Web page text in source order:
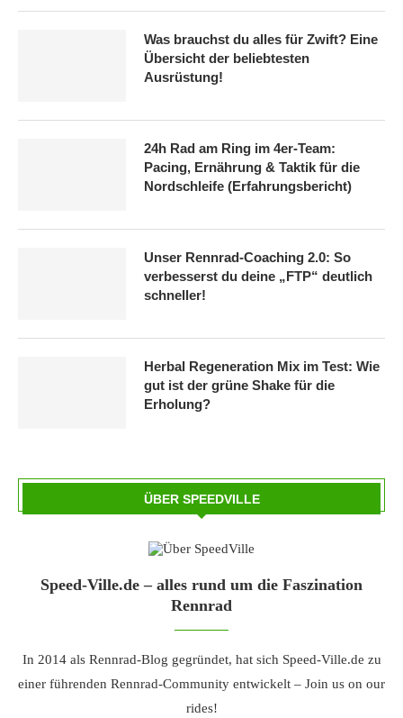
Was brauchst du alles für Zwift? Eine
Übersicht der beliebtesten
Ausrüstung!
24h Rad am Ring im 4er-Team:
Pacing, Ernährung & Taktik für die
Nordschleife (Erfahrungsbericht)
Unser Rennrad-Coaching 2.0: So
verbesserst du deine „FTP“ deutlich
schneller!
Herbal Regeneration Mix im Test: Wie
gut ist der grüne Shake für die
Erholung?
ÜBER SPEEDVILLE
Speed-Ville.de – alles rund um die Faszination
Rennrad
In 2014 als Rennrad-Blog gegründet, hat sich Speed-Ville.de zu
einer führenden Rennrad-Community entwickelt – Join us on our
rides!